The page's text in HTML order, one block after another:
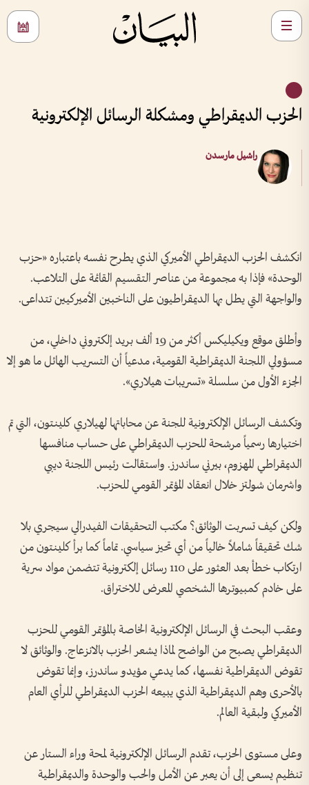
الحزب الديمقراطي ومشكلة الرسائل الإلكترونية
راشيل مارسدن
انكشف الحزب الديمقراطي الأميركي الذي يطرح نفسه باعتباره «حزب
الوحدة» فإذا به مجموعة من عناصر التقسيم القائمة على التلاعب.
والواجهة التي يطل بها الديمقراطيون على الناخبين الأميركيين تتداعى.
وأطلق موقع ويكيليكس أكثر من 19 ألف بريد إلكتروني داخلي، من
مسؤولي اللجنة الديمقراطية القومية، مدعياً أن التسريب الهائل ما هو إلا
الجزء الأول من سلسلة «تسريبات هيلاري».
وتكشف الرسائل الإلكترونية للجنة عن محاباتها لهيلاري كلينتون، التي تم
اختيارها رسمياً مرشحة للحزب الديمقراطي على حساب منافسها
الديمقراطي المهزوم، بيرني ساندرز. واستقالت رئيس اللجنة ديبي
واشرمان شولتز خلال انعقاد المؤتمر القومي للحزب.
ولكن كيف تسربت الوثائق؟ مكتب التحقيقات الفيدرالي سيجري بلا
شك تحقيقاً شاملاً خالياً من أي تحيز سياسي. تماماً كما برأ كلينتون من
ارتكاب خطأ بعد العثور على 110 رسائل إلكترونية تتضمن مواد سرية
على خادم كمبيوترها الشخصي المعرض للاختراق.
وعقب البحث في الرسائل الإلكترونية الخاصة بالمؤتمر القومي للحزب
الديمقراطي يصبح من الواضح لماذا يشعر الحزب بالانزعاج. والوثائق لا
تقوض الديمقراطية نفسها، كما يدعي مؤيدو ساندرز، وإنما تقوض
بالأحرى وهم الديمقراطية الذي يبيعه الحزب الديمقراطي للرأي العام
الأميركي ولبقية العالم.
وعلى مستوى الحزب، تقدم الرسائل الإلكترونية لمحة وراء الستار عن
تنظيم يسعى إلى أن يعبر عن الأمل والحب والوحدة والديمقراطية